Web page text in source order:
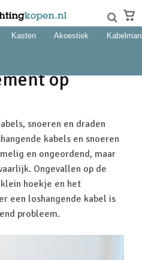
Kasten Akoestiek
op
snoeren en draden
kabels en snoeren
en ongeordend, maar
Ongevallen op de
hoekje en het
een loshangende kabel is
probleem.